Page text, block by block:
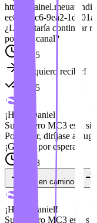
https://
ee81-4bc6-9ea2-
¿Le gustaría continuar
por este canal?
15:55
¡Sí, quiero recibir!
15:55
¡Hola, Daniel!
Su número MC3 está
Por favor, diríjase al
¡Gracias por esperar!
15:58
Voy en camino
¡Hola, Daniel!
Su número MC3 está